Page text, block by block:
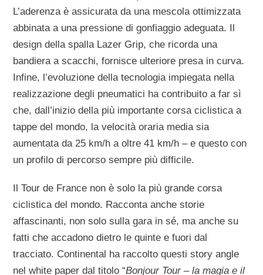
L’aderenza è assicurata da una mescola ottimizzata
abbinata a una pressione di gonfiaggio adeguata. Il
design della spalla Lazer Grip, che ricorda una
bandiera a scacchi, fornisce ulteriore presa in curva.
Infine, l’evoluzione della tecnologia impiegata nella
realizzazione degli pneumatici ha contribuito a far sì
che, dall’inizio della più importante corsa ciclistica a
tappe del mondo, la velocità oraria media sia
aumentata da 25 km/h a oltre 41 km/h – e questo con
un profilo di percorso sempre più difficile.
Il Tour de France non è solo la più grande corsa
ciclistica del mondo. Racconta anche storie
affascinanti, non solo sulla gara in sé, ma anche su
fatti che accadono dietro le quinte e fuori dal
tracciato. Continental ha raccolto questi story angle
nel white paper dal titolo “Bonjour Tour – la magia e il